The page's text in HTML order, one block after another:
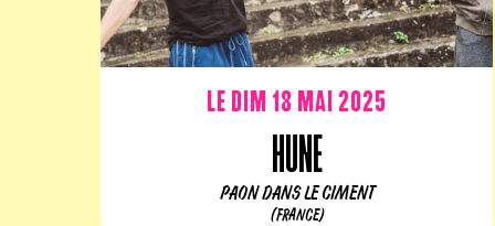
Le dim 18 mai 2025
Hune
PAON DANS LE CIMENT
(FRANCE)